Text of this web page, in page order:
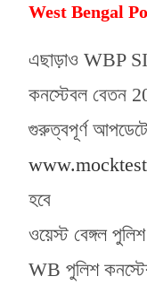
West Bengal
এছাড়াও WBP
কনস্টেবল বেতন
গুরুত্বপূর্ণ
হবে
ওয়েস্ট বেঙ্গল
WB পুলিশ